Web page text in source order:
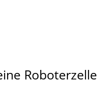
Roboterzelle